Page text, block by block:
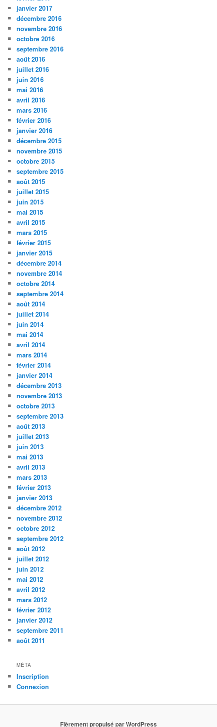
janvier 2017
décembre 2016
novembre 2016
octobre 2016
septembre 2016
août 2016
juillet 2016
juin 2016
mai 2016
avril 2016
mars 2016
février 2016
janvier 2016
décembre 2015
novembre 2015
octobre 2015
septembre 2015
août 2015
juillet 2015
juin 2015
mai 2015
avril 2015
mars 2015
février 2015
janvier 2015
décembre 2014
novembre 2014
octobre 2014
septembre 2014
août 2014
juillet 2014
juin 2014
mai 2014
avril 2014
mars 2014
février 2014
janvier 2014
décembre 2013
novembre 2013
octobre 2013
septembre 2013
août 2013
juillet 2013
juin 2013
mai 2013
avril 2013
mars 2013
février 2013
janvier 2013
décembre 2012
novembre 2012
octobre 2012
septembre 2012
août 2012
juillet 2012
juin 2012
mai 2012
avril 2012
mars 2012
février 2012
janvier 2012
septembre 2011
août 2011
MÉTA
Inscription
Connexion
Fièrement propulsé par WordPress